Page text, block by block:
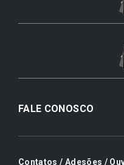
FALE CONOSCO
Contatos / Adesões /